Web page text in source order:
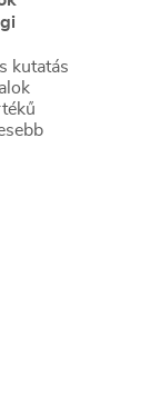
kutatás